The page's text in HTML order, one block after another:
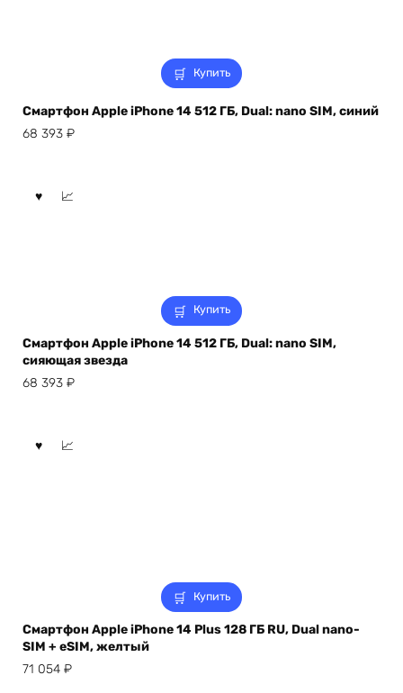
Купить
Смартфон Apple iPhone 14 512 ГБ, Dual: nano SIM, синий
68 393 ₽
Купить
Смартфон Apple iPhone 14 512 ГБ, Dual: nano SIM,
сияющая звезда
68 393 ₽
Купить
Смартфон Apple iPhone 14 Plus 128 ГБ RU, Dual nano-
SIM + eSIM, желтый
71 054 ₽